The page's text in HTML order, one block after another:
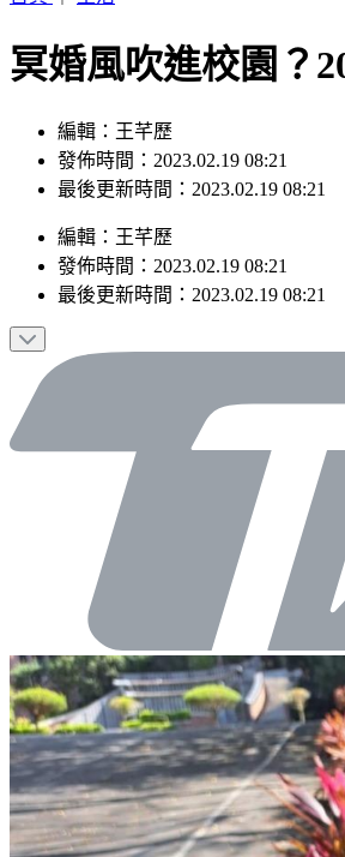
冥婚風吹進校園？
編輯：王芊歷
發佈時間：2023.02.19 08:21
最後更新時間：2023.02.19 08:21
編輯 ： 王芊歷
發佈時間： 2023.02.19 08:21
最後更新時間： 2023.02.19 08:21